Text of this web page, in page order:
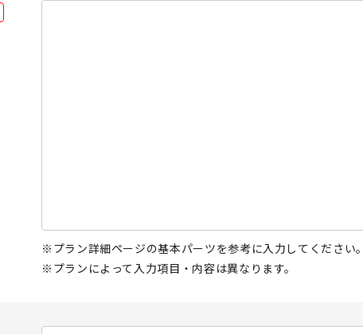
プラン詳細ページの基本パーツを参考に入力してください
プランによって入力項目・内容は異なります。